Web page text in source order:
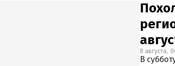
8 августа,
В